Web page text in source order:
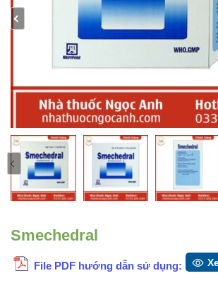
Smechedral
File PDF hướng dẫn sử dụng: